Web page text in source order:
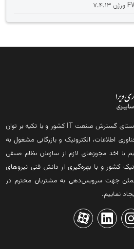
شرکت ستاک فناوری ویرا در راستای گسترش صنعت IT کشور و با تکیه بر توان
اطلاعات، الکترونیک و بازرگانی مشغول به
با اخذ مجوزهای لازم از سازمان نظام صنفی
کشور و با بهره‌گیری از دانش فنی نیروهای
جهت سرویس‌دهی به مشتریان محترم در
نماییم.